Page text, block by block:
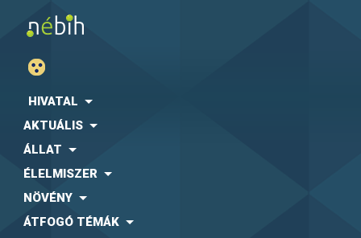
HIVATAL
AKTUÁLIS
ÁLLAT
ÉLELMISZER
NÖVÉNY
ÁTFOGÓ TÉMÁK